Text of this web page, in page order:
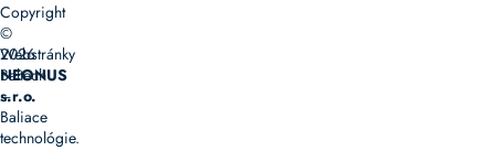
Copyright
©
2026
Baltech
–
Baliace
technológie.
Webstránky
NEONUS
s.r.o.